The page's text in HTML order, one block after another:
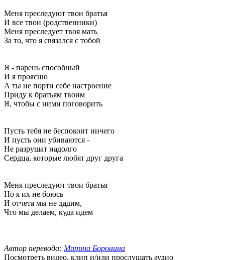
Меня преследуют твои братья
И все твои (родственники)
Меня преследует твоя мать
За то, что я связался с тобой
Я - парень способный
И я проясню
А ты не порти себе настроение
Приду к братьям твоим
Я, чтобы с ними поговорить
Пусть тебя не беспокоит ничего
И пусть они убиваются -
Не разрушат надолго
Сердца, которые любят друг друга
Меня преследуют твои братья
Но я их не боюсь
И отчета мы не дадим,
Что мы делаем, куда идем
Автор перевода: Марина Боронина
Посмотреть видео, клип и/или прослушать аудио